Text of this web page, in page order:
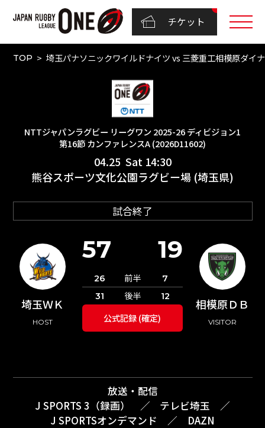
チケット
TOP 埼玉パナソニックワイルドナイツ vs 三菱重工相模原ダ
NTTジャパンラグビー リーグワン 2025-26 ディビジョン1
第16節 カンファレンスA (2026D11602)
04.25 Sat 14:30
熊谷スポーツ文化公園ラグビー場 (埼玉県)
試合終了
埼玉ＷＫ
HOST
相模原ＤＢ
VISITOR
57 19
26 前半
7
31
後半 12
公式記録 (確定)
放送・配信
J SPORTS 3（録画）
／ テレビ埼玉
／
J SPORTSオンデマンド
／ DAZN